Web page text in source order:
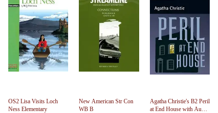
OS2 Lisa Visits Loch
Ness Elementary
New American Str Con
WB B
Agatha Christie's B2 Peril
at End House with Audio